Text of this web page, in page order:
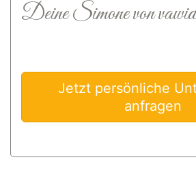
Deine Simone von
Jetzt persönliche
anfragen